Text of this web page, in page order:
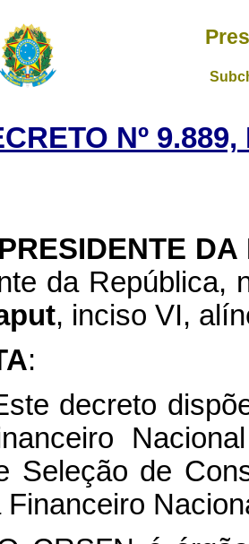
Nº
da República,
, inciso VI,
:
decreto
Seleção de
Financeiro